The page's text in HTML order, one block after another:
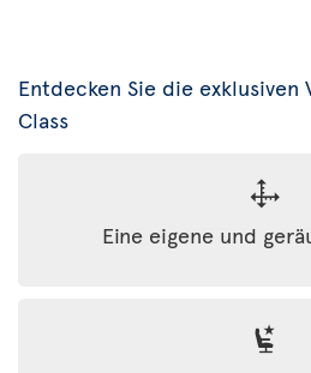
Entdecken Sie die
Class
Eine eigene und